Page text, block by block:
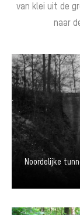
van klei uit de
naar
Noordelijke